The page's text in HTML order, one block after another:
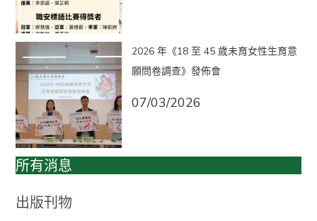
2026 年《18 至 45 歲未育女性生育意
願問卷調查》發佈會
07/03/2026
所有消息
出版刊物